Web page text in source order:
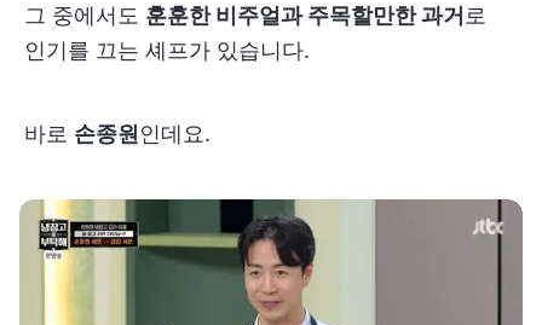
그 중에서도 훈훈한 비주얼과 주목할만한 과거 로
인기를 끄는 셰프가 있습니다.
바로 손종원인데요.